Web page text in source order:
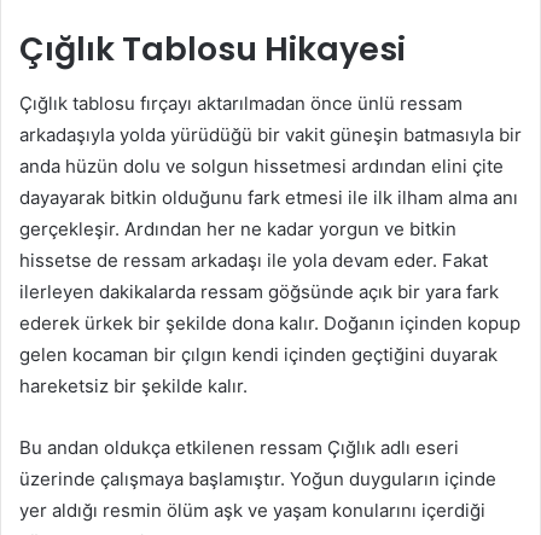
Çığlık Tablosu Hikayesi
Çığlık tablosu fırçayı aktarılmadan önce ünlü ressam
arkadaşıyla yolda yürüdüğü bir vakit güneşin batmasıyla bir
anda hüzün dolu ve solgun hissetmesi ardından elini çite
dayayarak bitkin olduğunu fark etmesi ile ilk ilham alma anı
gerçekleşir. Ardından her ne kadar yorgun ve bitkin
hissetse de ressam arkadaşı ile yola devam eder. Fakat
ilerleyen dakikalarda ressam göğsünde açık bir yara fark
ederek ürkek bir şekilde dona kalır. Doğanın içinden kopup
gelen kocaman bir çılgın kendi içinden geçtiğini duyarak
hareketsiz bir şekilde kalır.
Bu andan oldukça etkilenen ressam Çığlık adlı eseri
üzerinde çalışmaya başlamıştır. Yoğun duyguların içinde
yer aldığı resmin ölüm aşk ve yaşam konularını içerdiği